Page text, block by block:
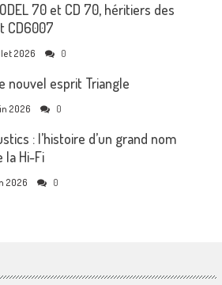
70 et CD 70, héritiers des
CD6007
2026 0
nouvel esprit Triangle
2026 0
: l’histoire d’un grand nom
la Hi-Fi
2026 0